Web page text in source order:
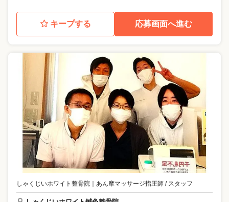
キープする 応募画面へ進む
しゃくじいホワイト整骨院 ｜ あん摩マッサージ指圧師 / スタッフ